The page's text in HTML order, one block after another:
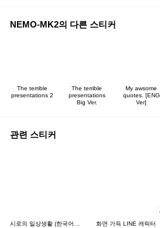
NEMO-MK2의 다른 스티커
The terrible
presentations 2
The terrible
presentations
Big Ver.
My awsome
quotes. [ENG
Ver]
관련 스티커
시로의 일상생활 (한국어&일본어) 화면 가득 LINE 캐릭터